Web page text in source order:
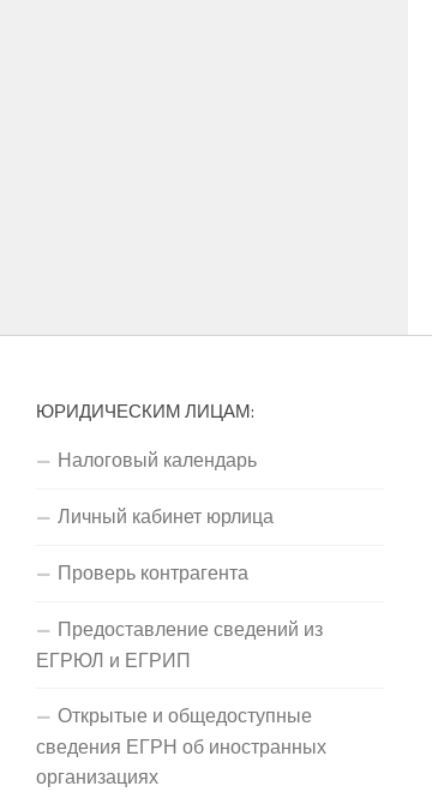
ЮРИДИЧЕСКИМ ЛИЦАМ:
Налоговый календарь
Личный кабинет юрлица
Проверь контрагента
Предоставление сведений из
ЕГРЮЛ и ЕГРИП
Открытые и общедоступные
сведения ЕГРН об иностранных
организациях